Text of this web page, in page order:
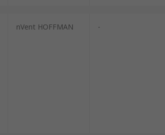
nVent HOFFMAN -